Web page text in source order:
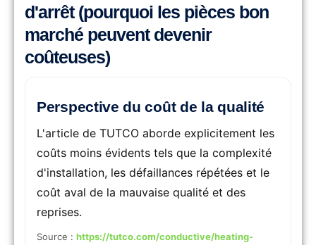
d'arrêt (pourquoi les pièces bon
marché peuvent devenir
coûteuses)
Perspective du coût de la qualité
L'article de TUTCO aborde explicitement les
coûts moins évidents tels que la complexité
d'installation, les défaillances répétées et le
coût aval de la mauvaise qualité et des
reprises.
Source : https://tutco.com/conductive/heating-